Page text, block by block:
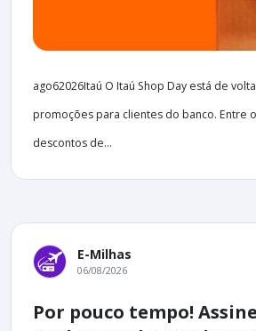
ago62026Itaú O Itaú Shop Day está de
promoções para clientes do banco. Entre
descontos de...
E-Milhas
06/08/2026
Por pouco tempo!